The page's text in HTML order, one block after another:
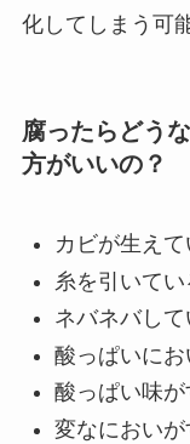
化してしまう可
腐ったらどう
方がいいの？
カビが生えて
糸を引いてい
ネバネバして
酸っぱいにお
酸っぱい味が
変なにおいが